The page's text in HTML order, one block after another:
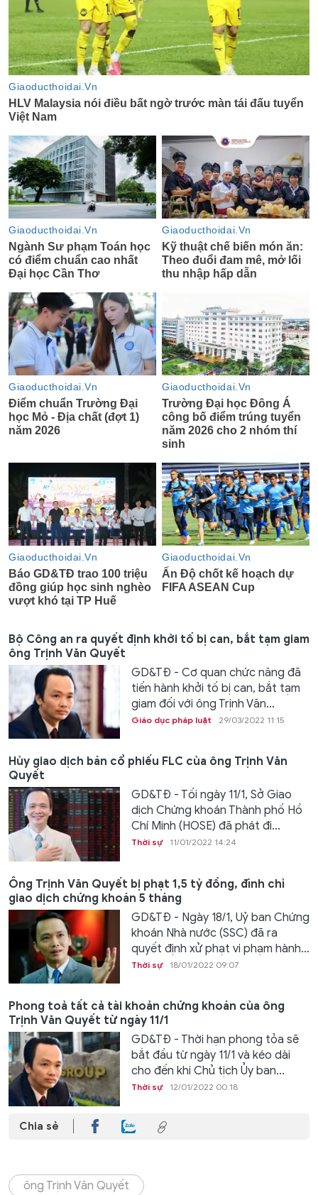
Bộ Công an ra quyết định khởi tố bị can, bắt tạm giam
ông Trịnh Văn Quyết
GD&TĐ - Cơ quan chức năng đã
tiến hành khởi tố bị can, bắt tạm
giam đối với ông Trịnh Văn...
Giáo dục pháp luật 29/03/2022 11:15
Hủy giao dịch bán cổ phiếu FLC của ông Trịnh Văn
Quyết
GD&TĐ - Tối ngày 11/1, Sở Giao
dịch Chứng khoán Thành phố Hồ
Chí Minh (HOSE) đã phát đi...
Thời sự 11/01/2022 14:24
Ông Trịnh Văn Quyết bị phạt 1,5 tỷ đồng, đình chỉ
giao dịch chứng khoán 5 tháng
GD&TĐ - Ngày 18/1, Uỷ ban Chứng
khoán Nhà nước (SSC) đã ra
quyết định xử phạt vi phạm hành...
Thời sự 18/01/2022 09:07
Phong toả tất cả tài khoản chứng khoán của ông
Trịnh Văn Quyết từ ngày 11/1
GD&TĐ - Thời hạn phong tỏa sẽ
bắt đầu từ ngày 11/1 và kéo dài
cho đến khi Chủ tịch Ủy ban...
Thời sự 12/01/2022 00:18
Chia sẻ
ông Trịnh Văn Quyết